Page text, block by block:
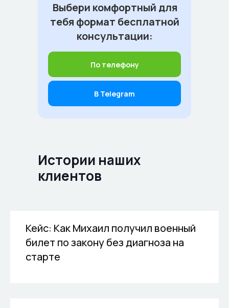
Выбери комфортный для
тебя формат бесплатной
консультации:
По телефону
В Telegram
Истории наших
клиентов
Кейс: Как Михаил получил военный
билет по закону без диагноза на
старте